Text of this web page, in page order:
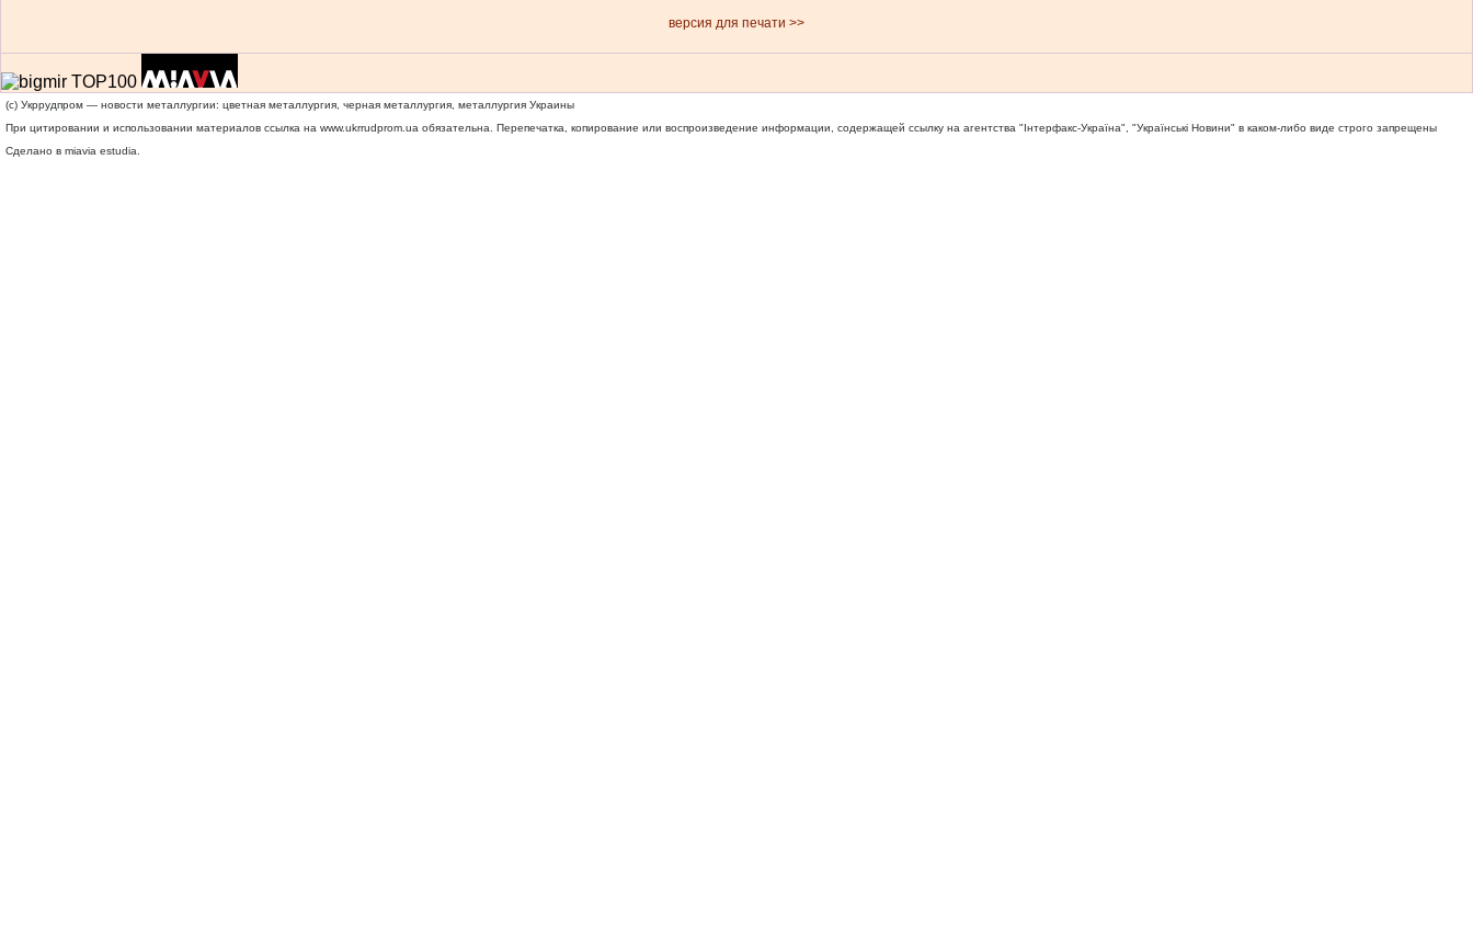
версия для печати >>
(c) Укррудпром — новости металлургии: цветная металлургия, черная металлургия, металлургия Украины
При цитировании и использовании материалов ссылка на www.ukrrudprom.ua обязательна. Перепечатка, копирование или воспроизведение информации, содержащей ссылку на агентства "Iнтерфакс-Україна", "Українськi Новини" в каком-либо виде строго запрещены
Сделано в miavia estudia.